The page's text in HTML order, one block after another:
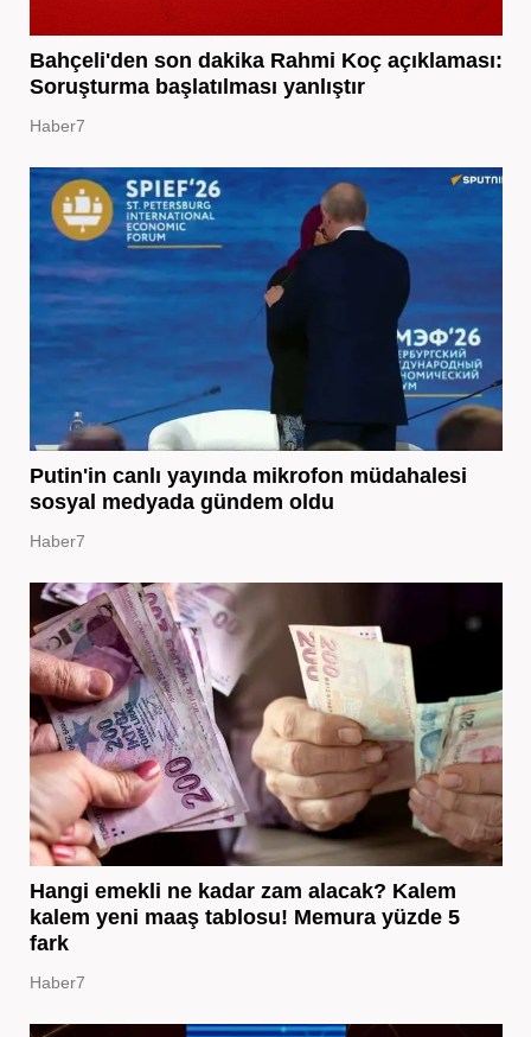
Bahçeli'den son dakika Rahmi Koç açıklaması:
Soruşturma başlatılması yanlıştır
Haber7
Putin'in canlı yayında mikrofon müdahalesi
sosyal medyada gündem oldu
Haber7
Hangi emekli ne kadar zam alacak? Kalem
kalem yeni maaş tablosu! Memura yüzde 5
fark
Haber7